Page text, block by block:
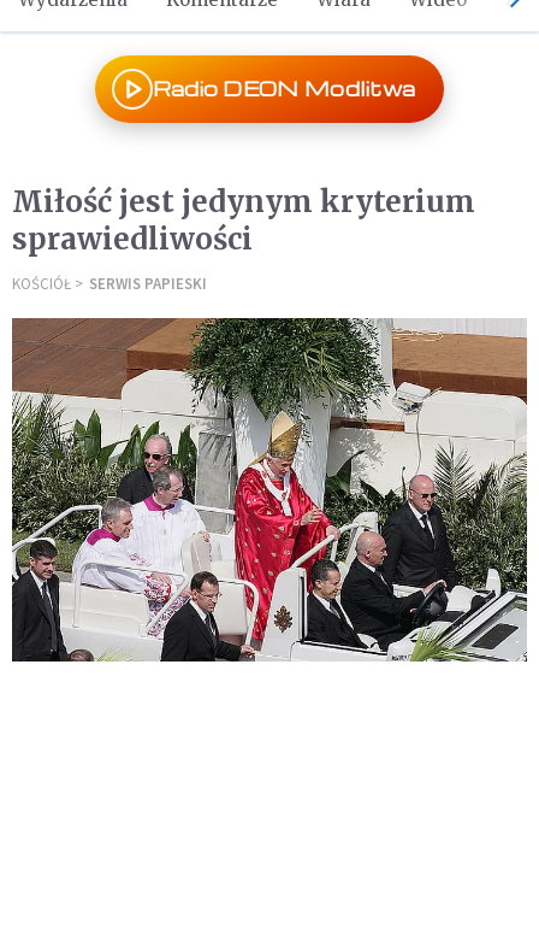
Radio DEON Modlitwa
Miłość jest jedynym kryterium
sprawiedliwości
KOŚCIÓŁ SERWIS PAPIESKI